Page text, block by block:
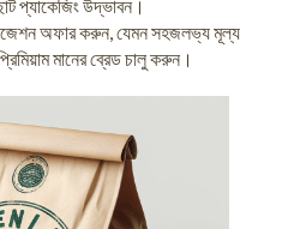
প্যাকেজিং উদ্ভাবন।
অফার করুন, যেমন সহজলভ্য মূল্য
মানের ব্রেড চালু করুন।